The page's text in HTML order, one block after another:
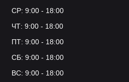
СР: 9:00 - 18:00
ЧТ: 9:00 - 18:00
ПТ: 9:00 - 18:00
СБ: 9:00 - 18:00
ВС: 9:00 - 18:00